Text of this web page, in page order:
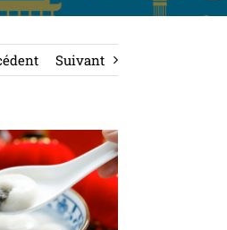
Suivant